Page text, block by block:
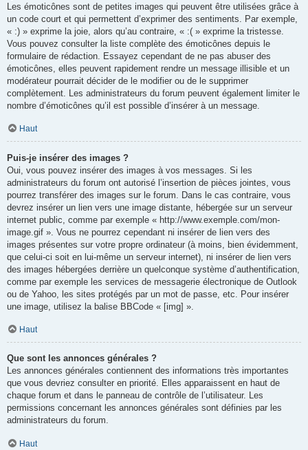
Les émoticônes sont de petites images qui peuvent être utilisées grâce à
un code court et qui permettent d’exprimer des sentiments. Par exemple,
« :) » exprime la joie, alors qu’au contraire, « :( » exprime la tristesse.
Vous pouvez consulter la liste complète des émoticônes depuis le
formulaire de rédaction. Essayez cependant de ne pas abuser des
émoticônes, elles peuvent rapidement rendre un message illisible et un
modérateur pourrait décider de le modifier ou de le supprimer
complètement. Les administrateurs du forum peuvent également limiter le
nombre d’émoticônes qu’il est possible d’insérer à un message.
Haut
Puis-je insérer des images ?
Oui, vous pouvez insérer des images à vos messages. Si les
administrateurs du forum ont autorisé l’insertion de pièces jointes, vous
pourrez transférer des images sur le forum. Dans le cas contraire, vous
devrez insérer un lien vers une image distante, hébergée sur un serveur
internet public, comme par exemple « http://www.exemple.com/mon-
image.gif ». Vous ne pourrez cependant ni insérer de lien vers des
images présentes sur votre propre ordinateur (à moins, bien évidemment,
que celui-ci soit en lui-même un serveur internet), ni insérer de lien vers
des images hébergées derrière un quelconque système d’authentification,
comme par exemple les services de messagerie électronique de Outlook
ou de Yahoo, les sites protégés par un mot de passe, etc. Pour insérer
une image, utilisez la balise BBCode « [img] ».
Haut
Que sont les annonces générales ?
Les annonces générales contiennent des informations très importantes
que vous devriez consulter en priorité. Elles apparaissent en haut de
chaque forum et dans le panneau de contrôle de l’utilisateur. Les
permissions concernant les annonces générales sont définies par les
administrateurs du forum.
Haut